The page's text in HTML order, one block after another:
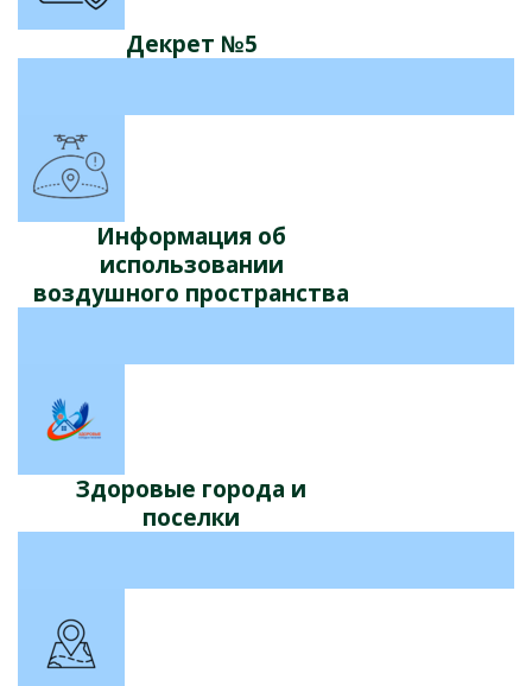
Декрет №5
Информация об
использовании
воздушного пространства
Здоровые города и
поселки